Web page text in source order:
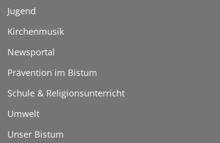
Jugend
Kirchenmusik
Newsportal
Prävention im Bistum
Schule & Religionsunterricht
Umwelt
Unser Bistum